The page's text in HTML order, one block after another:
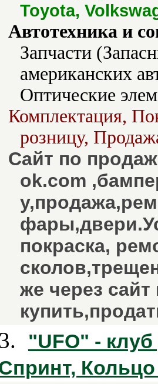
Toyota,
Автотехника и
Запчасти
американских
Оптические
Комплектация,
розницу,
Сайт по
ok.com
покраска,
же через
"UFO" -